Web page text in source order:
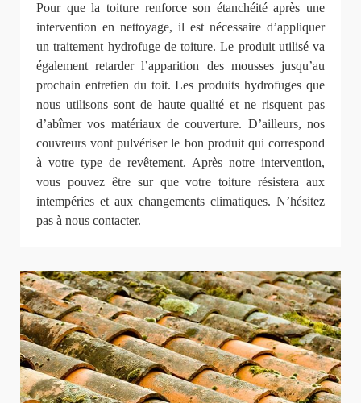
Pour que la toiture renforce son étanchéité après une
intervention en nettoyage, il est nécessaire d’appliquer
un traitement hydrofuge de toiture. Le produit utilisé va
également retarder l’apparition des mousses jusqu’au
prochain entretien du toit. Les produits hydrofuges que
nous utilisons sont de haute qualité et ne risquent pas
d’abîmer vos matériaux de couverture. D’ailleurs, nos
couvreurs vont pulvériser le bon produit qui correspond
à votre type de revêtement. Après notre intervention,
vous pouvez être sur que votre toiture résistera aux
intempéries et aux changements climatiques. N’hésitez
pas à nous contacter.